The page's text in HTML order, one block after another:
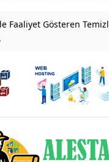
Faaliyet Gösteren